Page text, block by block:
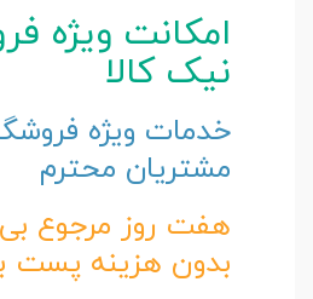
امکانت ویژه
نیک کالا
خدمات ویژه
مشتریان محترم
هفت روز مرجوع
بدون هزینه پست